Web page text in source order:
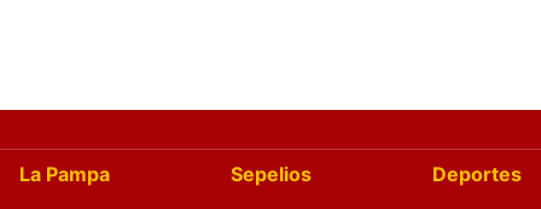
La Pampa Sepelios
Deportes